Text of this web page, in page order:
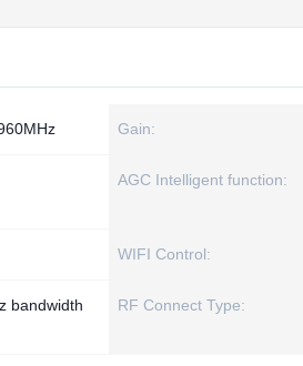
Gain:
AGC Intelligent function:
WIFI Control:
bandwidth
RF Connect Type: